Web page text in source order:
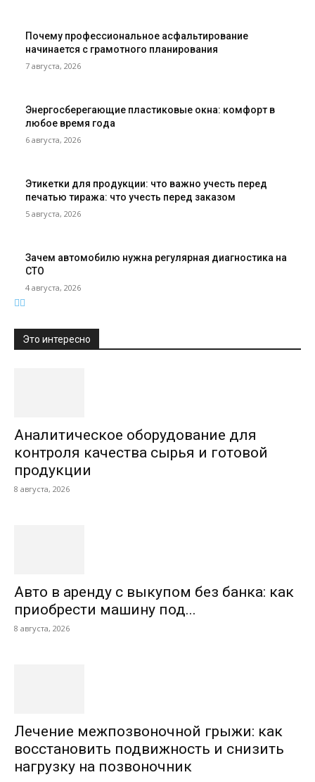
Почему профессиональное асфальтирование
начинается с грамотного планирования
7 августа, 2026
Энергосберегающие пластиковые окна: комфорт в
любое время года
6 августа, 2026
Этикетки для продукции: что важно учесть перед
печатью тиража: что учесть перед заказом
5 августа, 2026
Зачем автомобилю нужна регулярная диагностика на
СТО
4 августа, 2026
Это интересно
Аналитическое оборудование для
контроля качества сырья и готовой
продукции
8 августа, 2026
Авто в аренду с выкупом без банка: как
приобрести машину под...
8 августа, 2026
Лечение межпозвоночной грыжи: как
восстановить подвижность и снизить
нагрузку на позвоночник